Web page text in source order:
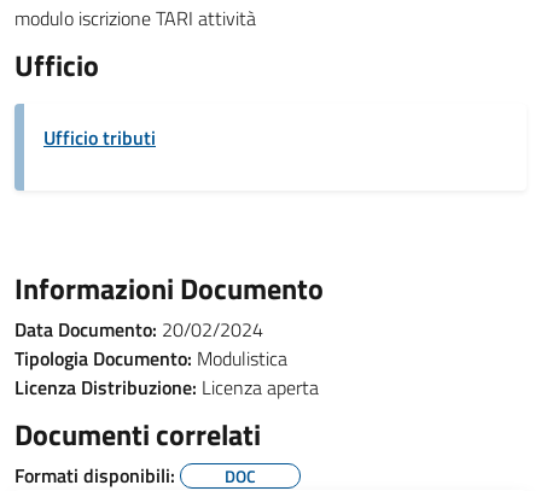
modulo iscrizione TARI attività
Ufficio
Ufficio tributi
Informazioni Documento
Data Documento: 20/02/2024
Tipologia Documento: Modulistica
Licenza Distribuzione: Licenza aperta
Documenti correlati
Formati disponibili: DOC